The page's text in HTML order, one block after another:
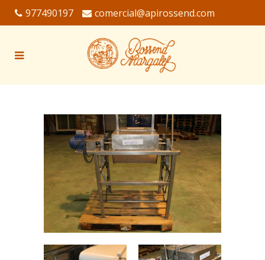
977490197 comercial@apirossend.com